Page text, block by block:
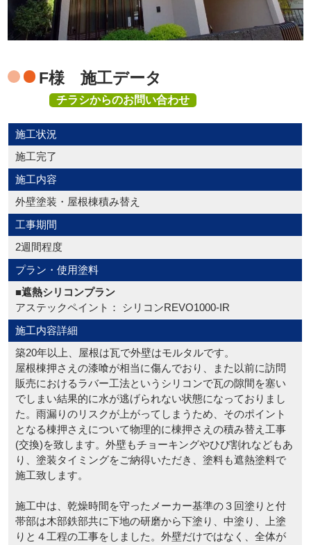
F様 施工データ
チラシからのお問い合わせ
施工状況
施工完了
施工内容
外壁塗装・屋根棟積み替え
工事期間
2週間程度
プラン・使用塗料
■遮熱シリコンプラン
アステックペイント： シリコンREVO1000-IR
施工内容詳細
築20年以上、屋根は瓦で外壁はモルタルです。
屋根棟押さえの漆喰が相当に傷んでおり、また以前に訪問
販売におけるラバー工法というシリコンで瓦の隙間を塞い
でしまい結果的に水が逃げられない状態になっておりまし
た。雨漏りのリスクが上がってしまうため、そのポイント
となる棟押さえについて物理的に棟押さえの積み替え工事
(交換)を致します。外壁もチョーキングやひび割れなどもあ
り、塗装タイミングをご納得いただき、塗料も遮熱塗料で
施工致します。
施工中は、乾燥時間を守ったメーカー基準の３回塗りと付
帯部は木部鉄部共に下地の研磨から下塗り、中塗り、上塗
りと４工程の工事をしました。外壁だけではなく、全体が